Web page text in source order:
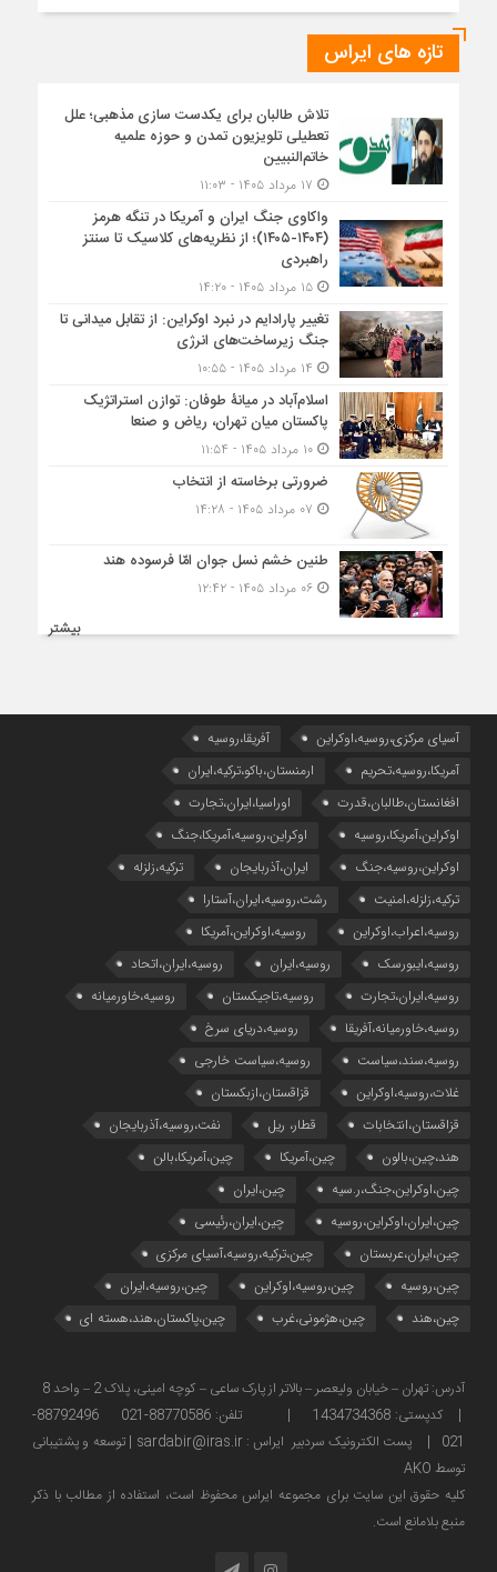
تازه های ایراس
تلاش طالبان برای یکدست سازی مذهبی؛ علل
تعطیلی تلویزیون تمدن و حوزه علمیه
خاتم‌النبیین
واکاوی جنگ ایران و آمریکا در تنگه هرمز
(۱۴۰۴-۱۴۰۵)؛ از نظریه‌های کلاسیک تا سنتز
راهبردی
۱۵ مرداد ۱۴۰۵ - ۱۴:۲۰
تغییر پارادایم در نبرد اوکراین: از تقابل میدانی تا
جنگ زیرساخت‌های انرژی
اسلام‌آباد در میانۀ طوفان: توازن استراتژیک
پاکستان میان تهران، ریاض و صنعا
۱۰ مرداد ۱۴۰۵ - ۱۱:۵۴
ضرورتی برخاسته از انتخاب
طنین خشم نسل جوان امّا فرسوده هند
۰۶ مرداد ۱۴۰۵ - ۱۲:۴۲
بیشتر
آسیای مرکزی،روسیه،اوکراین
آفریقا،روسیه
آمریکا،روسیه،تحریم
ارمنستان،باکو،ترکیه،ایران
افغانستان،طالبان،قدرت
اوراسیا،ایران،تجارت
اوکراین،آمریکا،روسیه
اوکراین،روسیه،آمریکا،جنگ
اوکراین،روسیه،جنگ
ایران،آذربایجان
ترکیه،زلزله
ترکیه،زلزله،امنیت
رشت،روسیه،ایران،آستارا
روسیه،اعراب،اوکراین
روسیه،اوکراین،آمریکا
روسیه،ایبورسک
روسیه،ایران
روسیه،ایران،اتحاد
روسیه،ایران،تجارت
روسیه،تاجیکستان
روسیه،خاورمیانه
روسیه،خاورمیانه،آفریقا
روسیه،دریای سرخ
روسیه،سند،سیاست
روسیه،سیاست خارجی
غلات،روسیه،اوکراین
قزاقستان،ازبکستان
قزاقستان،انتخابات
قطار، ریل
نفت،روسیه،آذربایجان
هند،چین،بالون
چین،آمریکا
چین،آمریکا،بالن
چین،اوکراین،جنگ،ر.سیه
چین،ایران
چین،ایران،اوکراین،روسیه
چین،ایران،رئیسی
چین،ایران،عربستان
چین،ترکیه،روسیه،آسیای مرکزی
چین،روسیه
چین،روسیه،اوکراین
چین،روسیه،ایران
چین،هند
چین،هژمونی،غرب چین،پاکستان،هند،هسته ای
| کدپستی: 1434734368 | تلفن: 88770586-021 88792496-
021 | پست الکترونیک سردبیر ایراس : sardabir@iras.ir |
توسعه و پشتیبانی
توسط AKO
كليه حقوق این سایت برای مجموعه ایراس محفوظ است، استفاده از مطالب با ذكر
منبع بلامانع است.